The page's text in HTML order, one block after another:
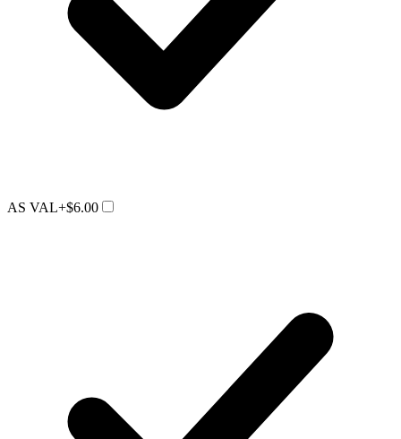
AS VAL+$6.00